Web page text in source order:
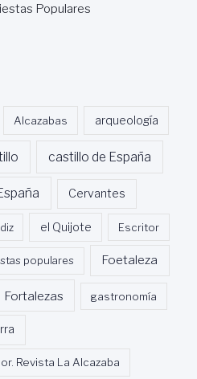
Populares
Alcazabas arqueología
castillo de España
Cervantes
el Quijote Escritor
populares Foetaleza
Fortalezas gastronomía
Revista La Alcazaba